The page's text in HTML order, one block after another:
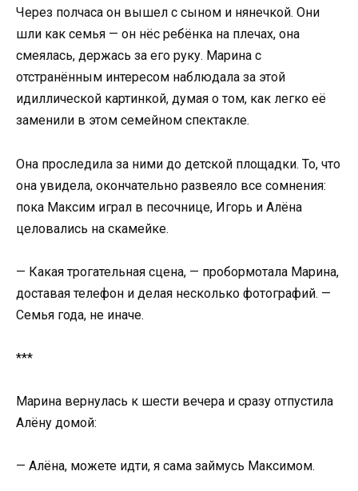
Через полчаса он вышел с сыном и нянечкой. Они
шли как семья — он нёс ребёнка на плечах, она
смеялась, держась за его руку. Марина с
отстранённым интересом наблюдала за этой
идиллической картинкой, думая о том, как легко её
заменили в этом семейном спектакле.
Она проследила за ними до детской площадки. То, что
она увидела, окончательно развеяло все сомнения:
пока Максим играл в песочнице, Игорь и Алёна
целовались на скамейке.
— Какая трогательная сцена, — пробормотала Марина,
доставая телефон и делая несколько фотографий. —
Семья года, не иначе.
***
Марина вернулась к шести вечера и сразу отпустила
Алёну домой:
— Алёна, можете идти, я сама займусь Максимом.